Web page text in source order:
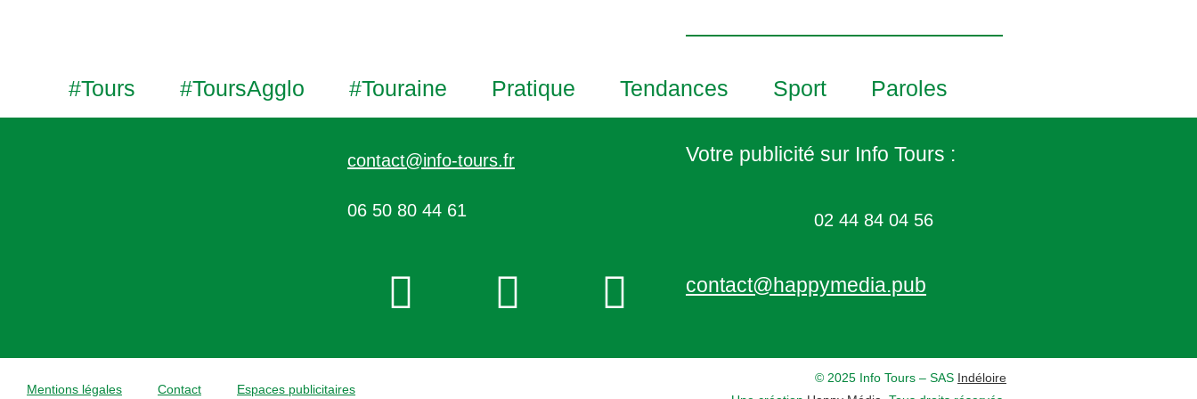
V
e
#Tours #ToursAgglo #Touraine Pratique Tendances Sport Paroles
contact@info-tours.fr
06 50 80 44 61
Votre publicité sur Info Tours :
02 44 84 04 56
contact@happymedia.pub
Mentions légales Contact Espaces publicitaires
© 2025 Info Tours – SAS Indéloire